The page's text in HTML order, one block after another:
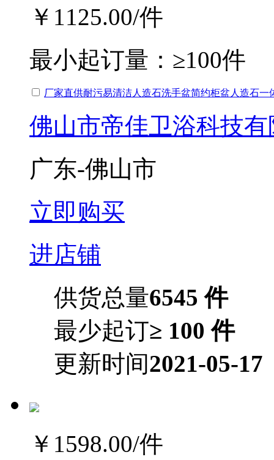
￥1125.00/件
最小起订量： ≥100件
厂家直供耐污易清洁人造石洗手盆简约柜盆人造石一
佛山市帝佳卫浴科技
广东-佛山市
立即购买
进店铺
供货总量6545 件
最少起订≥ 100 件
更新时间2021-05-17
￥1598.00/件